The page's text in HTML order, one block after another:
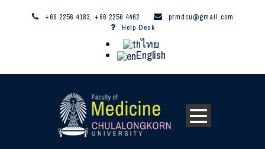
+66 2256 4183, +66 2256 4462
prmdcu@gmail.com
Help Desk
ไทย
English